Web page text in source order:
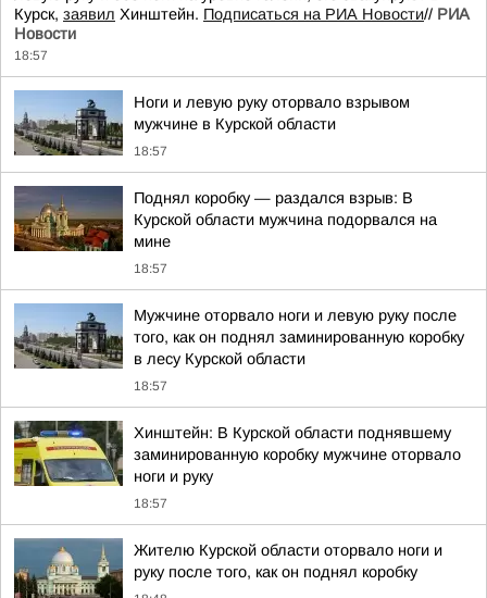
Курск, заявил Хинштейн. Подписаться на РИА Новости// РИА
Новости
18:57
Ноги и левую руку оторвало взрывом
мужчине в Курской области
18:57
Поднял коробку — раздался взрыв: В
Курской области мужчина подорвался на
мине
18:57
Мужчине оторвало ноги и левую руку после
того, как он поднял заминированную коробку
в лесу Курской области
18:57
Хинштейн: В Курской области поднявшему
заминированную коробку мужчине оторвало
ноги и руку
18:57
Жителю Курской области оторвало ноги и
руку после того, как он поднял коробку